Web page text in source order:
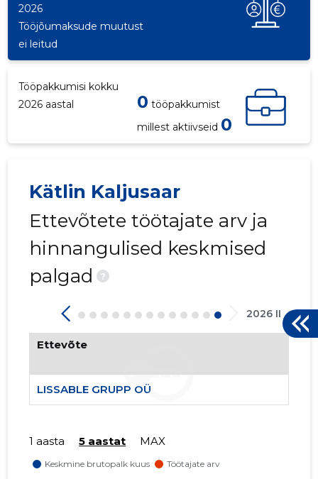
2026
Tööjõumaksude muutust
ei leitud
Tööpakkumisi kokku
2026 aastal
0 tööpakkumist
millest aktiivseid 0
Kätlin Kaljusaar
Ettevõtete töötajate arv ja
hinnangulised keskmised
palgad
?
2026 II
Ettevõte
LISSABLE GRUPP OÜ
1 aasta 5 aastat MAX